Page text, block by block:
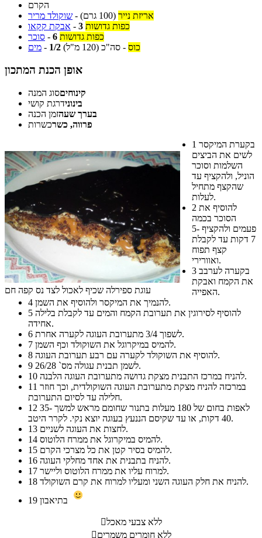
הקרם
שוקולד מריר - אריזת נייר (100 גרם)
אבקת קקאו - 3 כפות גדושות
סוכר - 6 כפות גדושות
מים - 1/2 כוס - סה"כ (120 מ"ל)
אופן הכנת המתכון
קינוחיםסוג המנה
בינונידרגת קושי
בערך שעהזמן הכנה
פרווה, כשרכשרות
עוגת ספירלה שכיף לאכול לצד נס קפה חם
1
לשים את הביצים
השלמות וסוכר
הוניל, ולהקציף עד
שהקצף מתחיל
לעלות.
2
הסוכר בכמה
פעמים ולהקציף 5-
7 דקות עד לקבלת
קצף תפוח
ואוורירי.
3
את הקמח ואבקת
האפייה.
4
להנמיך את המיקסר ולהוסיף את השמן.
5
אחידה.
6
לשפוך 3/4 מתערובת העוגה לקערה אחרת.
7
להמיס במיקרוגל את השוקולד וכף השמן.
8
להוסיף את השוקולד לקערה עם רבע תערובת העוגה.
9
לשמן תבנית עגולה מס` 26/28.
10
להניח במרכז התבנית מצקת גדושה מתערובת העוגה הלבנה.
11
חלילה עד לסיום התערובת.
12
40 דקות, או עד שקיסם הננעץ בעוגה יוצא נקי. לקרר היטב.
13
לחצות את העוגה לשניים.
14
להמיס במיקרוגל את ממרח הלוטוס.
15
להמיס בסיר קטן את כל מצרכי הקרם.
16
להניח בתבנית את אחד מחלקי העוגה.
17
למרוח עליו את ממרח הלוטוס וליישר.
18
להניח את חלק העוגה השני ומעליו למרוח את קרם השוקולד.
19
ללא צבעי מאכל
ללא חומרים משמרים